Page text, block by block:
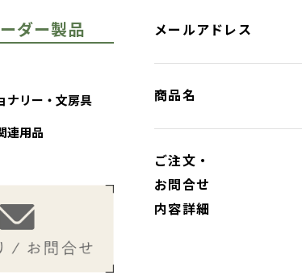
メールアドレス
商品名
ご注文・
お問合せ
内容詳細
ダー製品
ナリー・文房具
連用品